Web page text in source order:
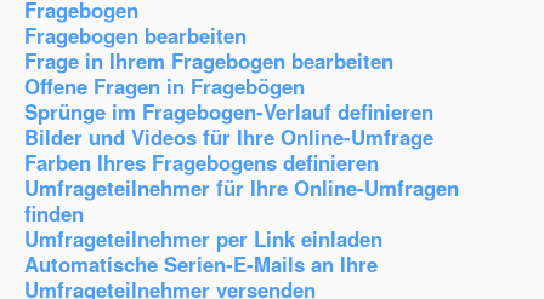
Fragebogen
Fragebogen bearbeiten
Frage in Ihrem Fragebogen bearbeiten
Offene Fragen in Fragebögen
Sprünge im Fragebogen-Verlauf definieren
Bilder und Videos für Ihre Online-Umfrage
Farben Ihres Fragebogens definieren
Umfrageteilnehmer für Ihre Online-Umfragen
finden
Umfrageteilnehmer per Link einladen
Automatische Serien-E-Mails an Ihre
Umfrageteilnehmer versenden